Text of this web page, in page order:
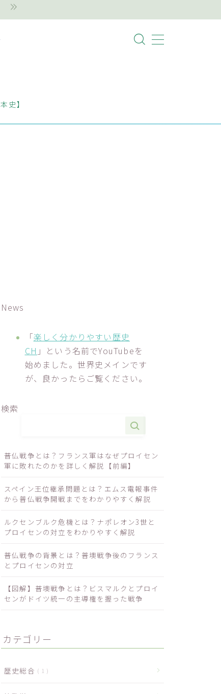
史】
News
「楽しく分かりやすい歴史
CH 」という名前でYouTubeを
始めました。世界史メインです
が、良かったらご覧ください。
検索
普仏戦争とは？フランス軍はなぜプロイセン
軍に敗れたのかを詳しく解説【前編】
スペイン王位継承問題とは？エムス電報事件
から普仏戦争開戦までをわかりやすく解説
ルクセンブルク危機とは？ナポレオン3世と
プロイセンの対立をわかりやすく解説
普仏戦争の背景とは？普墺戦争後のフランス
とプロイセンの対立
【図解】普墺戦争とは？ビスマルクとプロイ
センがドイツ統一の主導権を握った戦争
カテゴリー
歴史総合 1